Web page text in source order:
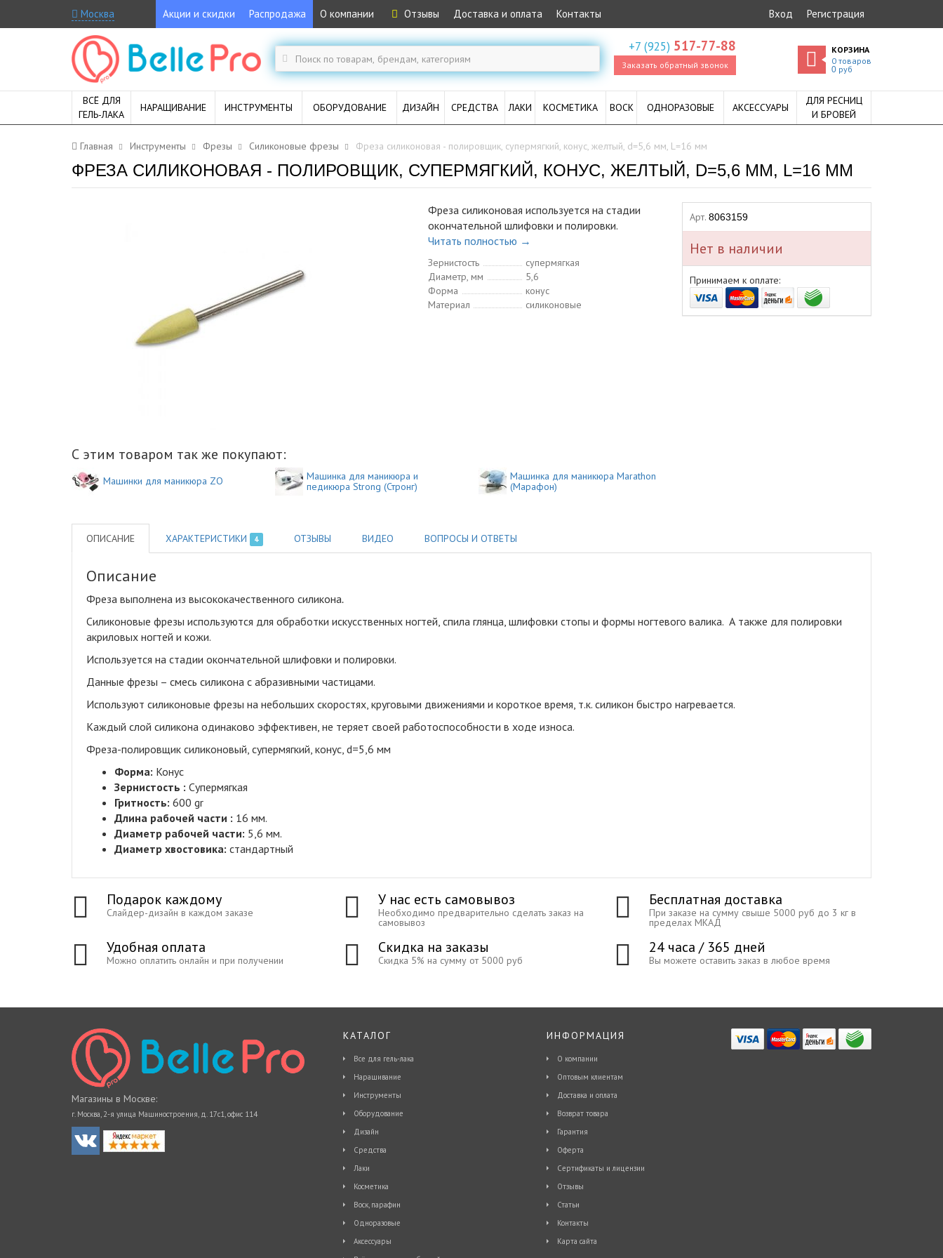
Москва Акции и скидки Распродажа О компании Отзывы Доставка и оплата Контакты Вход Регистрация
+7 (925) 517-77-88
Заказать обратный звонок
КОРЗИНА
0 товаров
0руб
ВСЁ ДЛЯ
ГЕЛЬ-ЛАКА
НАРАЩИВАНИЕ ИНСТРУМЕНТЫ ОБОРУДОВАНИЕ ДИЗАЙН СРЕДСТВА ЛАКИ КОСМЕТИКА ВОСК ОДНОРАЗОВЫЕ АКСЕССУАРЫ
ДЛЯ РЕСНИЦ
И БРОВЕЙ
Главная Инструменты Фрезы Силиконовые фрезы Фреза силиконовая - полировщик, супермягкий, конус, желтый, d=5,6 мм, L=16 мм
ФРЕЗА СИЛИКОНОВАЯ - ПОЛИРОВЩИК, СУПЕРМЯГКИЙ, КОНУС, ЖЕЛТЫЙ, D=5,6 ММ, L=16 ММ
Фреза силиконовая используется на стадии
окончательной шлифовки и полировки.
Читать полностью →
Зернистость
супермягкая
Диаметр, мм
5,6
Форма
конус
Материал
силиконовые
С этим товаром так же покупают:
Машинки для маникюра ZO
Машинка для маникюра и
педикюра Strong (Стронг)
Машинка для маникюра Marathon
(Марафон)
Арт. 8063159
Нет в наличии
Принимаем к оплате:
ОПИСАНИЕ ХАРАКТЕРИСТИКИ 4 ОТЗЫВЫ ВИДЕО ВОПРОСЫ И ОТВЕТЫ
Описание
Фреза выполнена из высококачественного силикона.
Силиконовые фрезы используются для обработки искусственных ногтей, спила глянца, шлифовки стопы и формы ногтевого валика. А также для полировки
акриловых ногтей и кожи.
Используется на стадии окончательной шлифовки и полировки.
Данные фрезы – смесь силикона с абразивными частицами.
Используют силиконовые фрезы на небольших скоростях, круговыми движениями и короткое время, т.к. силикон быстро нагревается.
Каждый слой силикона одинаково эффективен, не теряет своей работоспособности в ходе износа.
Фреза-полировщик силиконовый, супермягкий, конус, d=5,6 мм
Форма: Конус
Зернистость : Супермягкая
Гритность: 600 gr
Длина рабочей части : 16 мм.
Диаметр рабочей части: 5,6 мм.
Диаметр хвостовика: стандартный
Подарок каждому
Слайдер-дизайн в каждом заказе
У нас есть самовывоз
Необходимо предварительно сделать заказ на
самовывоз
Бесплатная доставка
При заказе на сумму свыше 5000 руб до 3 кг в
пределах МКАД
Удобная оплата
Можно оплатить онлайн и при получении
Скидка на заказы
Скидка 5% на сумму от 5000 руб
24 часа / 365 дней
Вы можете оставить заказ в любое время
Магазины в Москве:
г. Москва, 2-я улица Машиностроения, д. 17с1, офис 114
КАТАЛОГ
Все для гель-лака
Наращивание
Инструменты
Оборудование
Дизайн
Средства
Лаки
Косметика
Воск, парафин
Одноразовые
Аксессуары
ИНФОРМАЦИЯ
О компании
Оптовым клиентам
Доставка и оплата
Возврат товара
Гарантия
Оферта
Сертификаты и лицензии
Отзывы
Статьи
Контакты
Карта сайта